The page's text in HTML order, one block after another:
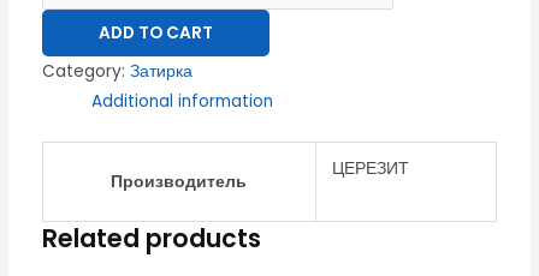
ADD TO CART
Category: Затирка
Additional information
Производитель
ЦЕРЕЗИТ
Related products